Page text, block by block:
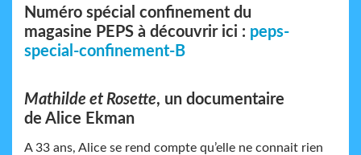
Numéro spécial confinement du
magasine PEPS à découvrir ici : peps-
special-confinement-B
Mathilde et Rosette, un documentaire
de Alice Ekman
A 33 ans, Alice se rend compte qu’elle ne connait rien